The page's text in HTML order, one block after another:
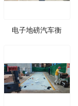
电子地磅汽车衡